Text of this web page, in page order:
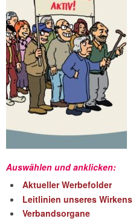
Auswählen und anklicken:
Aktueller Werbefolder
Leitlinien unseres Wirkens
Verbandsorgane